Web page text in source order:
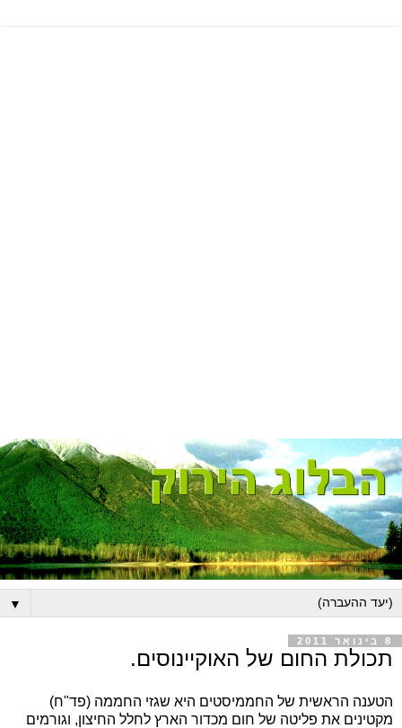
▼
8 בינואר 2011
תכולת החום של האוקיינוסים.
הטענה הראשית של החממיסטים היא שגזי החממה (פד"ח)
מקטינים את פליטה של חום מכדור הארץ לחלל החיצון, וגורמים